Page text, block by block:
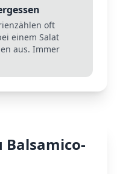
oft
einem Salat
aus. Immer
Balsamico-